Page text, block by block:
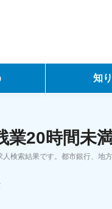
知
データで見る
業20時間未
検索結果です。都市銀行、地